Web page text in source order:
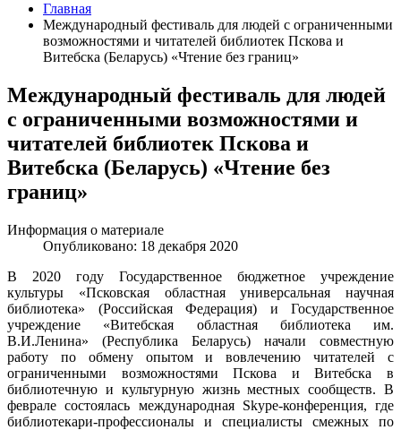
Главная
Международный фестиваль для людей с ограниченными
возможностями и читателей библиотек Пскова и
Витебска (Беларусь) «Чтение без границ»
Международный фестиваль для людей
с ограниченными возможностями и
читателей библиотек Пскова и
Витебска (Беларусь) «Чтение без
границ»
Информация о материале
Опубликовано: 18 декабря 2020
В 2020 году Государственное бюджетное учреждение
культуры «Псковская областная универсальная научная
библиотека» (Российская Федерация) и Государственное
учреждение «Витебская областная библиотека им.
В.И.Ленина» (Республика Беларусь) начали совместную
работу по обмену опытом и вовлечению читателей с
ограниченными возможностями Пскова и Витебска в
библиотечную и культурную жизнь местных сообществ. В
феврале состоялась международная Skype-конференция, где
библиотекари-профессионалы и специалисты смежных по